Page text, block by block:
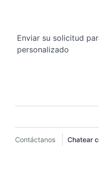
Enviar su solicitud
personalizado
Contáctanos Chatear